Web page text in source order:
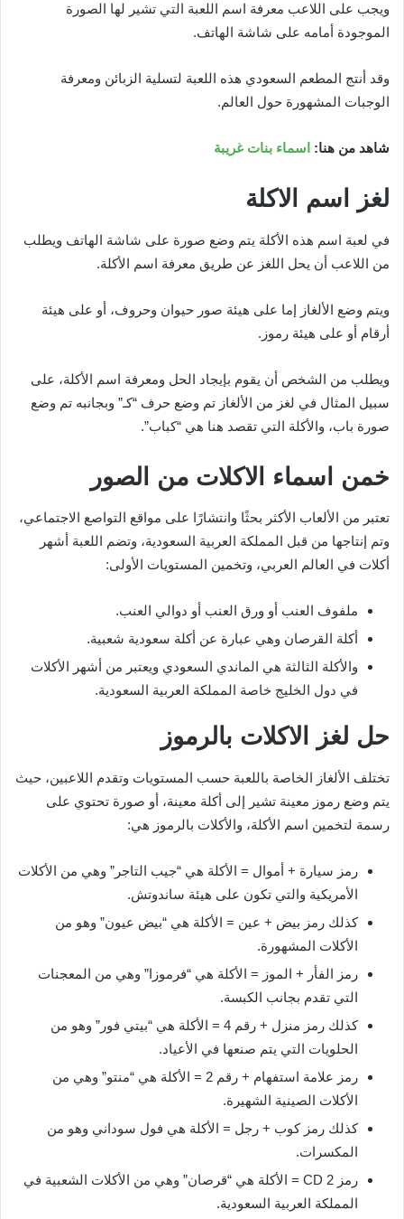
ويجب على اللاعب معرفة اسم اللعبة التي تشير لها الصورة
الموجودة أمامه على شاشة الهاتف.
وقد أنتج المطعم السعودي هذه اللعبة لتسلية الزبائن ومعرفة
الوجبات المشهورة حول العالم.
شاهد من هنا: اسماء بنات غريبة
لغز اسم الاكلة
في لعبة اسم هذه الأكلة يتم وضع صورة على شاشة الهاتف ويطلب
من اللاعب أن يحل اللغز عن طريق معرفة اسم الأكلة.
ويتم وضع الألغاز إما على هيئة صور حيوان وحروف، أو على هيئة
أرقام أو على هيئة رموز.
ويطلب من الشخص أن يقوم بإيجاد الحل ومعرفة اسم الأكلة، على
سبيل المثال في لغز من الألغاز تم وضع حرف “كـ” وبجانبه تم وضع
صورة باب، والأكلة التي تقصد هنا هي “كباب”.
خمن اسماء الاكلات من الصور
تعتبر من الألعاب الأكثر بحثًا وانتشارًا على مواقع التواصع الاجتماعي،
وتم إنتاجها من قبل المملكة العربية السعودية، وتضم اللعبة أشهر
أكلات في العالم العربي، وتخمين المستويات الأولى:
ملفوف العنب أو ورق العنب أو دوالي العنب.
أكلة القرصان وهي عبارة عن أكلة سعودية شعبية.
والأكلة الثالثة هي الماندي السعودي ويعتبر من أشهر الأكلات
في دول الخليج خاصة المملكة العربية السعودية.
حل لغز الاكلات بالرموز
تختلف الألغاز الخاصة باللعبة حسب المستويات وتقدم اللاعبين، حيث
يتم وضع رموز معينة تشير إلى أكلة معينة، أو صورة تحتوي على
رسمة لتخمين اسم الأكلة، والأكلات بالرموز هي:
رمز سيارة + أموال = الأكلة هي “جيب التاجر” وهي من الأكلات
الأمريكية والتي تكون على هيئة ساندوتش.
كذلك رمز بيض + عين = الأكلة هي “بيض عيون” وهو من
الأكلات المشهورة.
رمز الفأر + الموز = الأكلة هي “فرموزا” وهي من المعجنات
التي تقدم بجانب الكبسة.
كذلك رمز منزل + رقم 4 = الأكلة هي “بيتي فور” وهو من
الحلويات التي يتم صنعها في الأعياد.
رمز علامة استفهام + رقم 2 = الأكلة هي “منتو” وهي من
الأكلات الصينية الشهيرة.
كذلك رمز كوب + رجل = الأكلة هي فول سوداني وهو من
المكسرات.
رمز 2 CD = الأكلة هي “قرصان” وهي من الأكلات الشعبية في
المملكة العربية السعودية.